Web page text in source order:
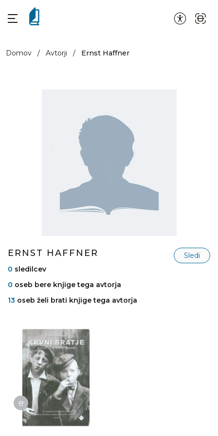
Domov / Avtorji / Ernst Haffner
ERNST HAFFNER
Sledi
0 sledilcev
0 oseb bere knjige tega avtorja
13 oseb želi brati knjige tega avtorja
e